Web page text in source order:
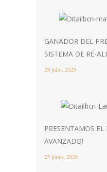
GANADOR DEL
SISTEMA DE RE-
28 julio, 2026
PRESENTAMOS
AVANZADO!
25 junio, 2026